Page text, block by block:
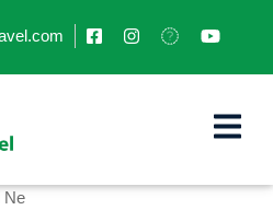
en Mui Ne